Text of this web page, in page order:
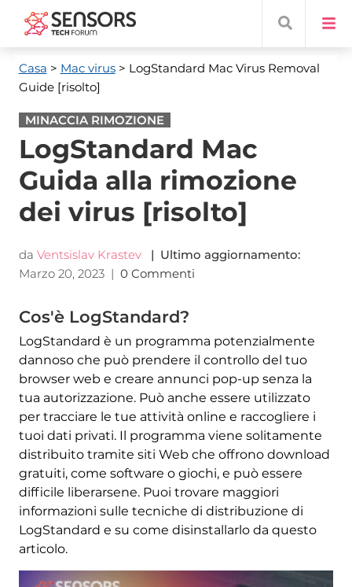
Casa > Mac virus > LogStandard Mac Virus Removal
Guide[risolto]
MINACCIA RIMOZIONE
LogStandard Mac
Guida alla rimozione
dei virus [risolto]
da Ventsislav Krastev
| Ultimo aggiornamento:
Marzo 20, 2023| 0 Commenti
Cos'è LogStandard?
LogStandard è un programma potenzialmente
dannoso che può prendere il controllo del tuo
browser web e creare annunci pop-up senza la
tua autorizzazione. Può anche essere utilizzato
per tracciare le tue attività online e raccogliere i
tuoi dati privati. Il programma viene solitamente
distribuito tramite siti Web che offrono download
gratuiti, come software o giochi, e può essere
difficile liberarsene. Puoi trovare maggiori
informazioni sulle tecniche di distribuzione di
LogStandard e su come disinstallarlo da questo
articolo.